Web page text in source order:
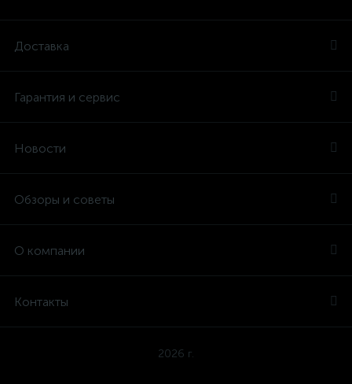
Доставка
Гарантия и сервис
Новости
Обзоры и советы
О компании
Контакты
2026 г.